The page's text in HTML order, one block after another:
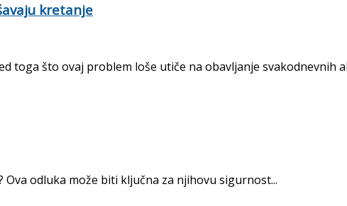
kretanje
toga što ovaj problem loše utiče na obavljanje svakodnevnih
odluka može biti ključna za njihovu sigurnost...